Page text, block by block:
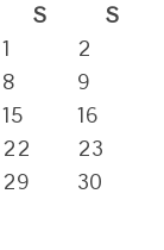
S
S
1
2
8
9
15
16
22
23
29
30